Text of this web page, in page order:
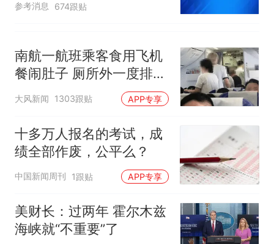
参考消息 674跟贴
南航一航班乘客食用飞机
餐闹肚子 厕所外一度排长
队
大风新闻 1303跟贴 APP专享
十多万人报名的考试，成
绩全部作废，公平么？
中国新闻周刊 1跟贴 APP专享
美财长：过两年 霍尔木兹
海峡就“不重要”了